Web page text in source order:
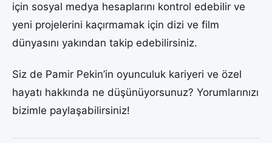
için sosyal medya hesaplarını kontrol edebilir ve
yeni projelerini kaçırmamak için dizi ve film
dünyasını yakından takip edebilirsiniz.
Siz de Pamir Pekin’in oyunculuk kariyeri ve özel
hayatı hakkında ne düşünüyorsunuz? Yorumlarınızı
bizimle paylaşabilirsiniz!